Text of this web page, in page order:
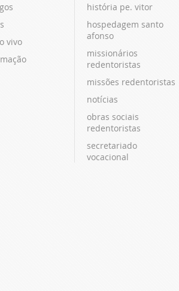
vivo
história pe. vitor
hospedagem santo
afonso
missionários
redentoristas
missões redentoristas
notícias
obras sociais
redentoristas
secretariado
vocacional